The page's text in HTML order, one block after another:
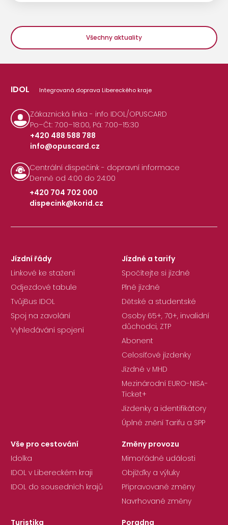
Všechny aktuality
IDOL Integrovaná doprava Libereckého kraje
Zákaznická linka - info IDOL/OPUSCARD
Po–Čt: 7:00–18:00, Pá: 7:00–15:30
+420 488 588 788
|
info@opuscard.cz
Centrální dispečink - dopravní informace
Denně od 4:00 do 24:00
+420 704 702 000
|
dispecink@korid.cz
Jízdní řády
Linkové ke stažení
Odjezdové tabule
TvůjBus IDOL
Spoj na zavolání
Vyhledávání spojení
Jízdné a tarify
Spočítejte si jízdné
Plné jízdné
Dětské a studentské
Osoby 65+, 70+, invalidní
důchodci, ZTP
Abonent
Celosíťové jízdenky
Jízdné v MHD
Mezinárodní EURO-NISA-
Ticket+
Jízdenky a identifikátory
Úplné znění Tarifu a SPP
Vše pro cestování
Idolka
IDOL v Libereckém kraji
IDOL do sousedních krajů
Změny provozu
Mimořádné události
Objížďky a výluky
Připravované změny
Navrhované změny
Turistika Poradna